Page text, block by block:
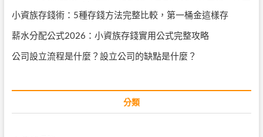
小資族存錢術：5種存錢方法完整比較，第一桶金這樣存
薪水分配公式2026：小資族存錢實用公式完整攻略
公司設立流程是什麼？設立公司的缺點是什麼？
分類